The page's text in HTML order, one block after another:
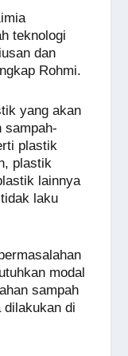
teknologi
dan
Rohmi.
yang akan
sampah-
plastik
plastik
lainnya
laku
modal
sampah
dilakukan di